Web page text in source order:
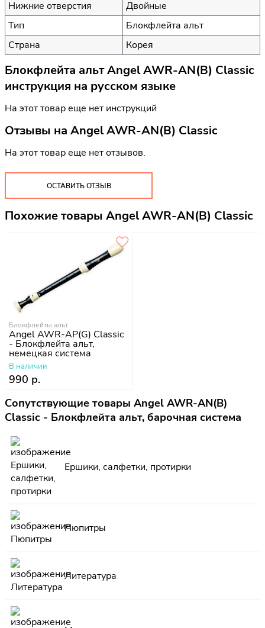
Нижние отверстия
Двойные
Тип
Блокфлейта альт
Страна
Корея
Блокфлейта альт Angel AWR-AN(B) Classic
инструкция на русском языке
На этот товар еще нет инструкций
Отзывы на Angel AWR-AN(B) Classic
На этот товар еще нет отзывов.
ОСТАВИТЬ ОТЗЫВ
Похожие товары Angel AWR-AN(B) Classic
Блокфлейты альт
Angel AWR-AP(G) Classic
- Блокфлейта альт,
немецкая система
В наличии
990 р.
Сопутствующие товары Angel AWR-AN(B)
Classic - Блокфлейта альт, барочная система
Ершики, салфетки, протирки
Пюпитры
Литература